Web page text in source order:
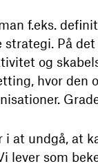
f.eks.
strategi. På
og
hvor den
at undgå, at
lever som